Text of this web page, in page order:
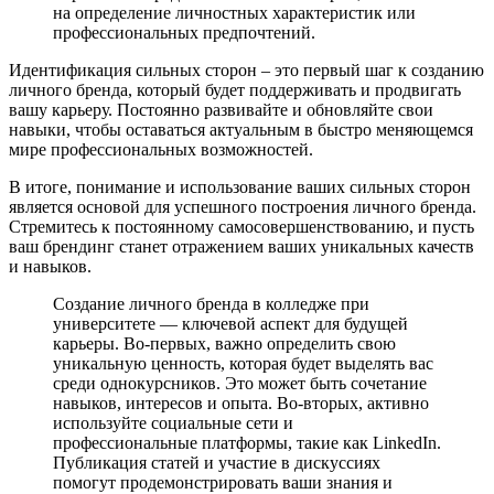
на определение личностных характеристик или
профессиональных предпочтений.
Идентификация сильных сторон – это первый шаг к созданию
личного бренда, который будет поддерживать и продвигать
вашу карьеру. Постоянно развивайте и обновляйте свои
навыки, чтобы оставаться актуальным в быстро меняющемся
мире профессиональных возможностей.
В итоге, понимание и использование ваших сильных сторон
является основой для успешного построения личного бренда.
Стремитесь к постоянному самосовершенствованию, и пусть
ваш брендинг станет отражением ваших уникальных качеств
и навыков.
Создание личного бренда в колледже при
университете — ключевой аспект для будущей
карьеры. Во-первых, важно определить свою
уникальную ценность, которая будет выделять вас
среди однокурсников. Это может быть сочетание
навыков, интересов и опыта. Во-вторых, активно
используйте социальные сети и
профессиональные платформы, такие как LinkedIn.
Публикация статей и участие в дискуссиях
помогут продемонстрировать ваши знания и